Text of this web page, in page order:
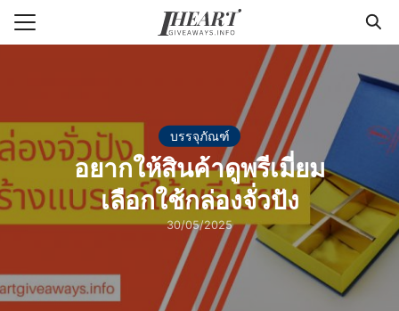
Skip
ก
ม
ารู้แพคเกจจิ้ง
บรรจุภัณฑ์
อยากให้สินค้าดูพรีเมี่ยม
เลือกใช้กล่องจั่วปัง
30/05/2025